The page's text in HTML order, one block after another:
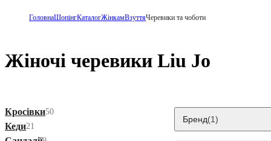
ГоловнаШопінгКаталогЖінкамВзуттяЧеревики та чоботи
Жіночі черевики Liu Jo
Кросівки50
Кеди21
Бренд(1)